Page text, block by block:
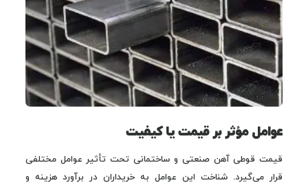
عوامل مؤثر بر قیمت یا کیفیت
قیمت قوطی آهن صنعتی و ساختمانی تحت تأثیر عوامل مختلفی
قرار می‌گیرد. شناخت این عوامل به خریداران در برآورد هزینه و